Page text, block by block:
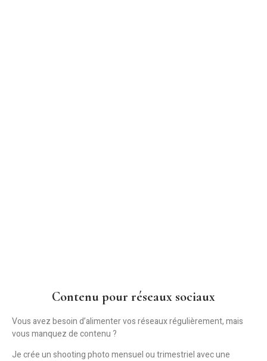
Contenu pour réseaux sociaux
Vous avez besoin d’alimenter vos réseaux régulièrement, mais
vous manquez de contenu ?
Je crée un shooting photo mensuel ou trimestriel avecune